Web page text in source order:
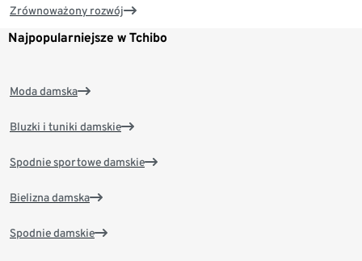
Zrównoważony rozwój
Najpopularniejsze w Tchibo
Moda damska
Bluzki i tuniki damskie
Spodnie sportowe damskie
Bielizna damska
Spodnie damskie